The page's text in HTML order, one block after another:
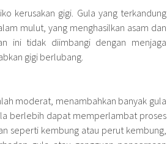
kerusakan gigi. Gula yang terkandung
mulut, yang menghasilkan asam dan
ini tidak diimbangi dengan menjaga
gigi berlubang.
moderat, menambahkan banyak gula
berlebih dapat memperlambat proses
seperti kembung atau perut kembung,